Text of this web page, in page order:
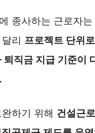
종사하는 근로자
리 프로젝트 단위
퇴직금 지급 기준이
하기 위해 건설근